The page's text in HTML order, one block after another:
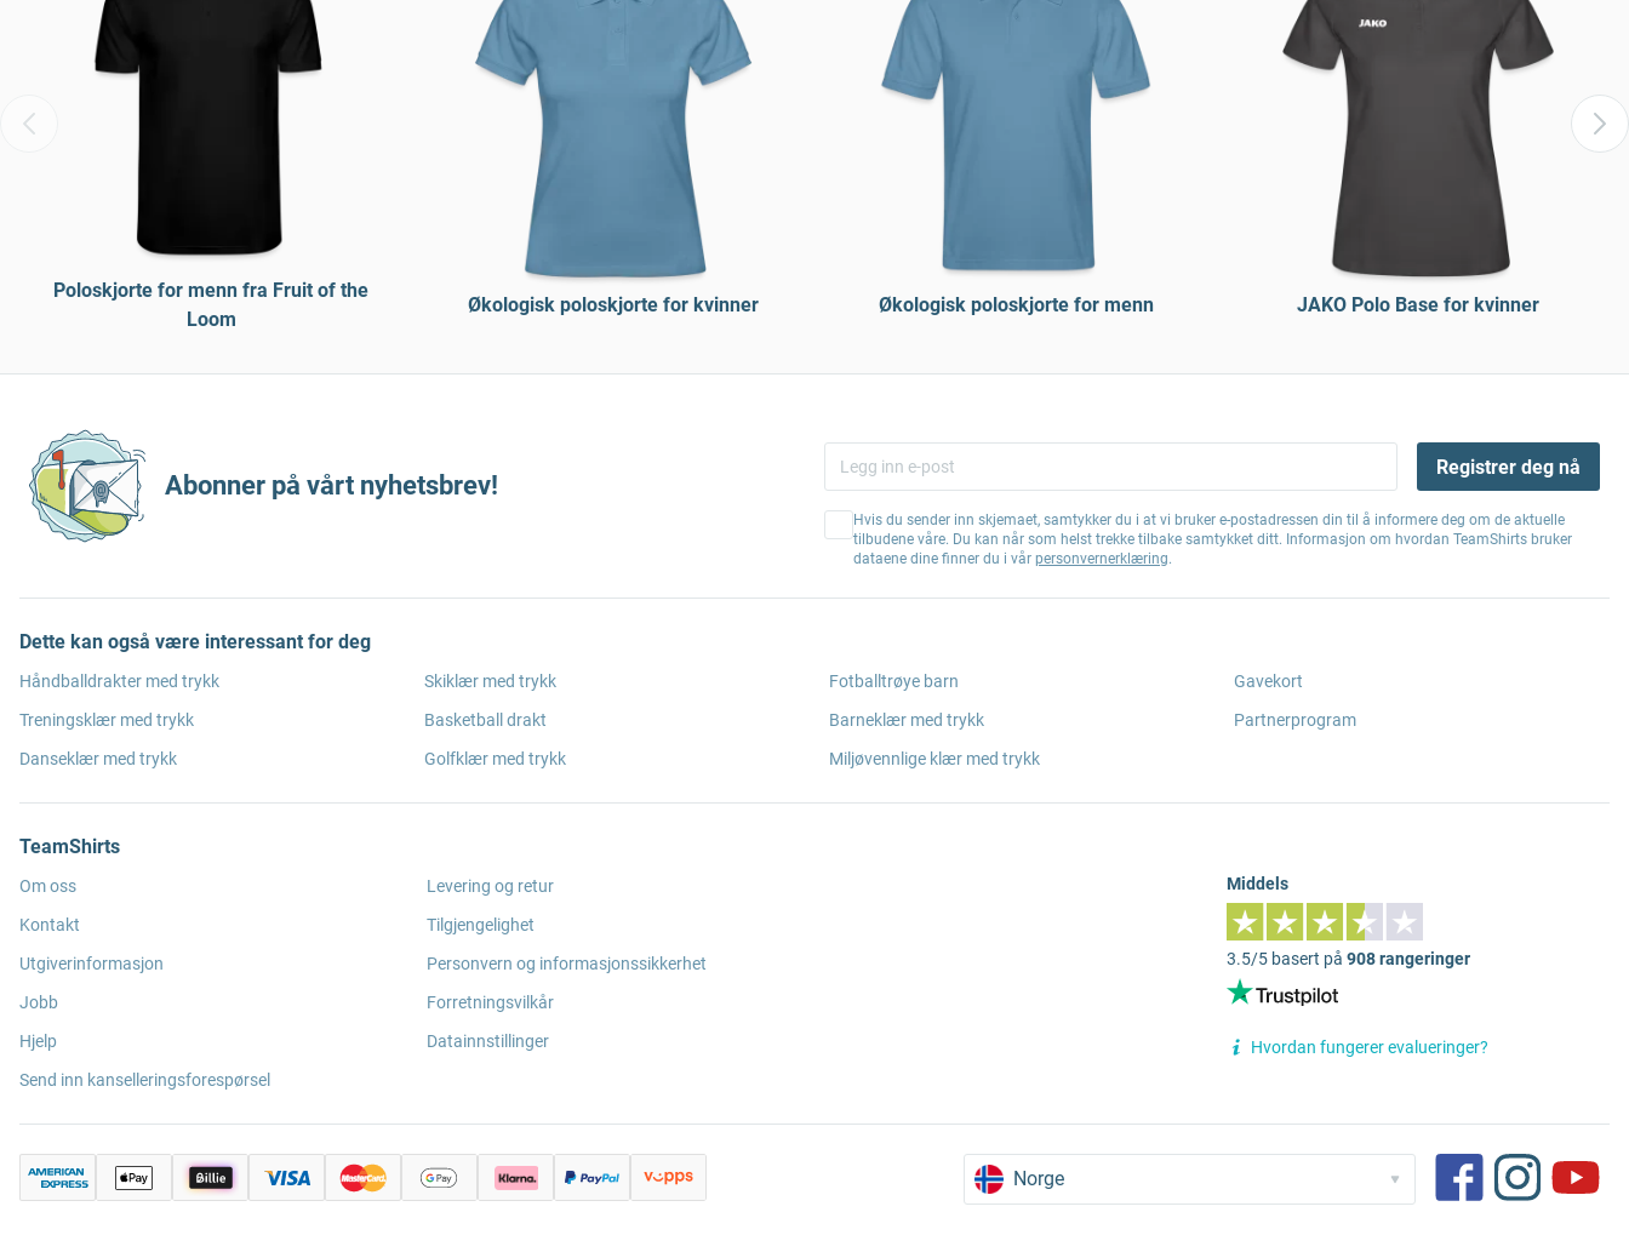
Poloskjorte for menn fra Fruit of the
Loom
Økologisk poloskjorte for kvinner Økologisk poloskjorte for menn JAKO Polo Base for kvinner
Abonner på vårt nyhetsbrev!
Registrer deg nå
Hvis du sender inn skjemaet, samtykker du i at vi bruker e-postadressen din til å informere deg om de aktuelle
tilbudene våre. Du kan når som helst trekke tilbake samtykket ditt. Informasjon om hvordan TeamShirts bruker
dataene dine finner du i vår personvernerklæring.
Dette kan også være interessant for deg
Håndballdrakter med trykk
Treningsklær med trykk
Danseklær med trykk
Skiklær med trykk
Basketball drakt
Golfklær med trykk
Fotballtrøye barn
Barneklær med trykk
Miljøvennlige klær med trykk
Gavekort
Partnerprogram
TeamShirts
Om oss
Kontakt
Utgiverinformasjon
Jobb
Hjelp
Send inn kanselleringsforespørsel
Levering og retur
Tilgjengelighet
Personvern og informasjonssikkerhet
Forretningsvilkår
Datainnstillinger
Middels
3.5/5 basert på 908 rangeringer
Hvordan fungerer evalueringer?
Norge